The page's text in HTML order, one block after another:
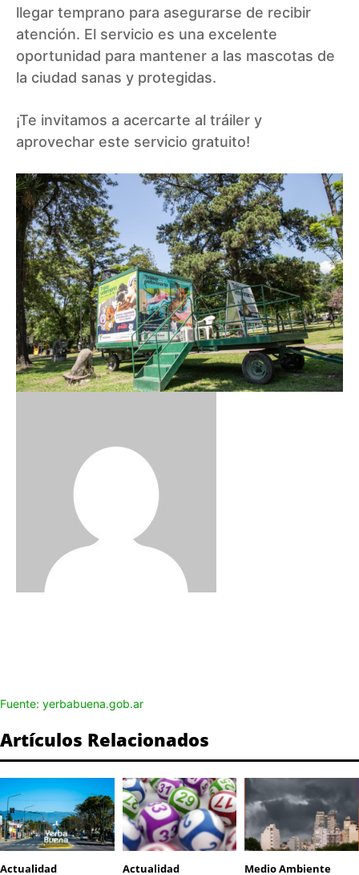
llegar temprano para asegurarse de recibir
atención. El servicio es una excelente
oportunidad para mantener a las mascotas de
la ciudad sanas y protegidas.
¡Te invitamos a acercarte al tráiler y
aprovechar este servicio gratuito!
Fuente: yerbabuena.gob.ar
Artículos Relacionados
Actualidad Actualidad Medio Ambiente